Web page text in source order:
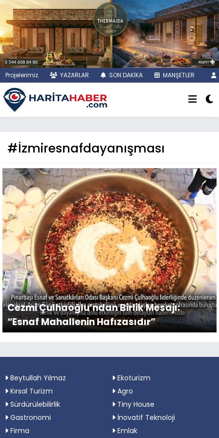
Projelerimiz YAZARLAR SON DAKİKA MANŞETLER
#İzmiresnafdayanışması
Cezmi Çulhaoğlu’ndan Birlik Mesajı:
“Esnaf Mahallenin Hafızasıdır”
Beytullah Yılmaz
Ekoturizm
Kırsal Turizm
Agro
Sürdürülebilirlik
Tiny House
Gastronomi
İnovatif Teknoloji
Firma
Emlak